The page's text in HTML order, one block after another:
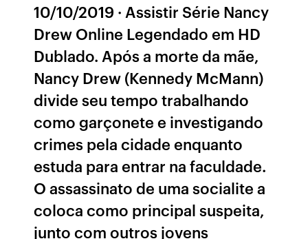
10/10/2019 · Assistir Série Nancy
Drew Online Legendado em HD
Dublado. Após a morte da mãe,
Nancy Drew (Kennedy McMann)
divide seu tempo trabalhando
como garçonete e investigando
crimes pela cidade enquanto
estuda para entrar na faculdade.
O assassinato de uma socialite a
coloca como principal suspeita,
junto com outros jovens